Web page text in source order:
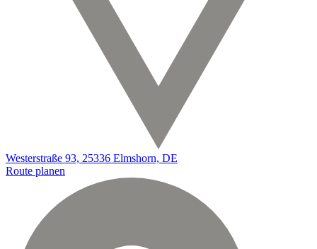
Westerstraße 93, 25336 Elmshorn, DE
Route planen